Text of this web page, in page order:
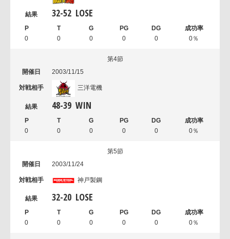
32-52 LOSE
0 0 0 0 0 0％
第4節
2003/11/15
三洋電機
48-39 WIN
0 0 0 0 0 0％
第5節
2003/11/24
神戸製鋼
32-20 LOSE
0 0 0 0 0 0％